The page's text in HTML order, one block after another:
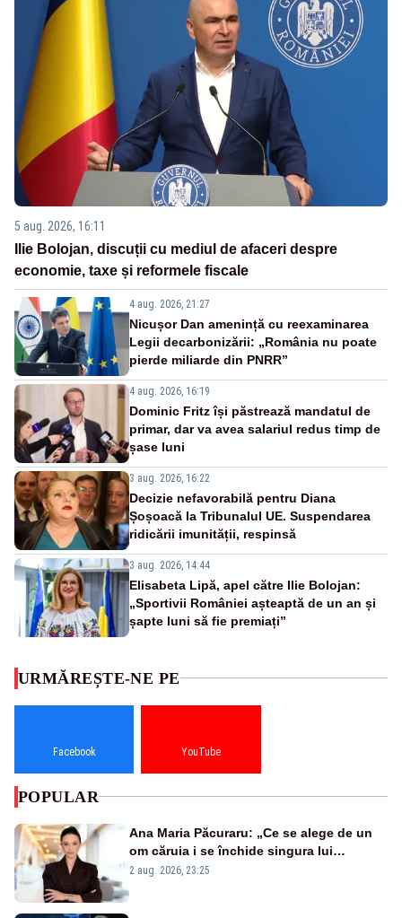
5 aug. 2026, 16:11
Ilie Bolojan, discuții cu mediul de afaceri despre
economie, taxe și reformele fiscale
4 aug. 2026, 21:27
Nicușor Dan amenință cu reexaminarea
Legii decarbonizării: „România nu poate
pierde miliarde din PNRR”
4 aug. 2026, 16:19
Dominic Fritz își păstrează mandatul de
primar, dar va avea salariul redus timp de
șase luni
3 aug. 2026, 16:22
Decizie nefavorabilă pentru Diana
Șoșoacă la Tribunalul UE. Suspendarea
ridicării imunității, respinsă
3 aug. 2026, 14:44
Elisabeta Lipă, apel către Ilie Bolojan:
„Sportivii României așteaptă de un an și
șapte luni să fie premiați”
URMĂREȘTE-NE PE
Facebook YouTube
POPULAR
Ana Maria Păcuraru: „Ce se alege de un
om căruia i se închide singura lui
portiță?”
2 aug. 2026, 23:25